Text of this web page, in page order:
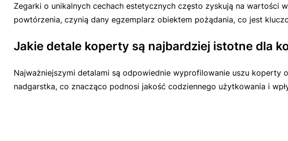
Zegarki o unikalnych cechach estetycznych często zyskują na
powtórzenia, czynią dany egzemplarz obiektem pożądania, co jest
Jakie detale koperty są najbardziej istotne dla
Najważniejszymi detalami są odpowiednie wyprofilowanie uszu
nadgarstka, co znacząco podnosi jakość codziennego użytkowania i